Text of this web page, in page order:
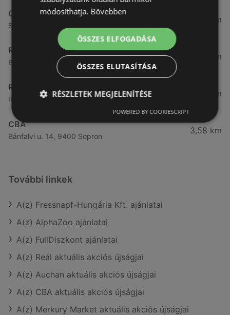
CBA
Somfalvi u. 14., 9400 Sopron
3,31 km
Reál
Besenyő u. 16., 9400 Sopron
3,32 km
Reál
Ibolya út 15., 9400 Sopron
3,41 km
CBA
Bánfalvi u. 14, 9400 Sopron
3,58 km
További linkek
A(z) Fressnapf-Hungária Kft. ajánlatai
A(z) AlphaZoo ajánlatai
A(z) FullDiszkont ajánlatai
A(z) Reál aktuális akciós újságjai
A(z) Auchan aktuális akciós újságjai
A(z) CBA aktuális akciós újságjai
A(z) Merkury Market aktuális akciós újságjai
módosíthatja. Bővebben
ÖSSZES ELFOGADÁSA
ÖSSZES ELUTASÍTÁSA
RÉSZLETEK MEGJELENÍTÉSE
POWERED BY COOKIESCRIPT